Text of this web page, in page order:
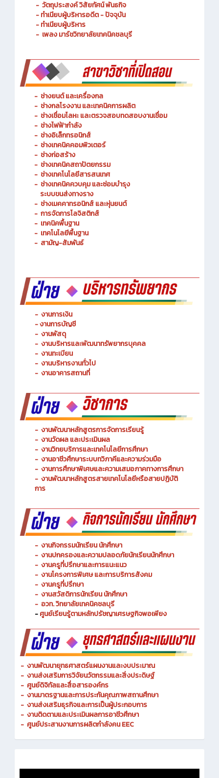
- ประวัติความเป็นมา
- วัตถุประสงค์ วิสัยทัศน์ พันธกิจ
- ทำเนียบผู้บริหารอดีต - ปัจจุบัน
- ทำเนียบผู้บริหาร
- ช่างยนต์ และเครื่องกล
- ช่างกลโรงงาน และเทคนิคการผลิต
- ช่างเชื่อมโลหะ และตรวจสอบทดสอบงานเชื่อม
- ช่างไฟฟ้ากำลัง
- ช่างอิเล็กทรอนิกส์
- ช่างเทคนิคคอมพิวเตอร์
- ช่างก่อสร้าง
- ช่างเทคนิคสถาปัตยกรรม
- ช่างเทคโนโลยีสารสนเทศ
ช่างเทคนิคควบคุม และซ่อมบำรุง
ระบบขนส่งทางราง
- ช่างเมคคาทรอนิกส์ และหุ่นยนต์
- การจัดการโลจิสติกส์
- เทคนิคพื้นฐาน
- เทคโนโลยีพื้นฐาน
-งานการเงิน
- งานการบัญชี
- งานพัสดุ
- งานบริหารและพัฒนาทรัพยากรบุคคล
- งานทะเบียน
- งานบริหารงานทั่วไป
- งานพัฒนาหลักสูตรการจัดการเรียนรู้
- งานวัดผล และประเมินผล
- งานวิทยบริการและเทคโนโลยีการศึกษา
- งานอาชีวศึกษาระบบทวิภาคีและความร่วมมือ
- งานการศึกษาพิเศษและความเสมอภาคทางการศึกษา
- งานพัฒนาหลักสูตรสายเทคโนโลยีหรือสายปฏิบัติ
- งานกิจกรรมนักเรียน นักศึกษา
- งานปกครองและความปลอดภัยนักเรียนนักศึกษา
- งานครูที่ปรึกษาและการแนะแนว
- งานโครงการพิเศษ และการบริการ
- งานครูที่ปรึกษา
- งานสวัสดิการนักเรียน นักศึกษา
-อวท. วิทยาลัยเทคนิคชลบุรี
-ศูนย์เรียนรู้ตามหลักปรัชญาเศรษฐกิจพอเพียง
- งานพัฒนายุทธศาสตร์แผนงานและงบประมาณ
- งานส่งเสริมการวิจัยนวัตกรรมและสิ่งประดิษฐ์
- ศูนย์ดิจิทัลและสื่อสารองค์กร
- งานมาตรฐานและการประกันคุณภาพสถานศึกษา
- งานส่งเสริมธุรกิจและการเป็นผู้ประกอบการ
- งานติดตามและประเมินผลการอาชีวศึกษา
-ศูนย์ประสานงานการผลิตกำลังคน EEC